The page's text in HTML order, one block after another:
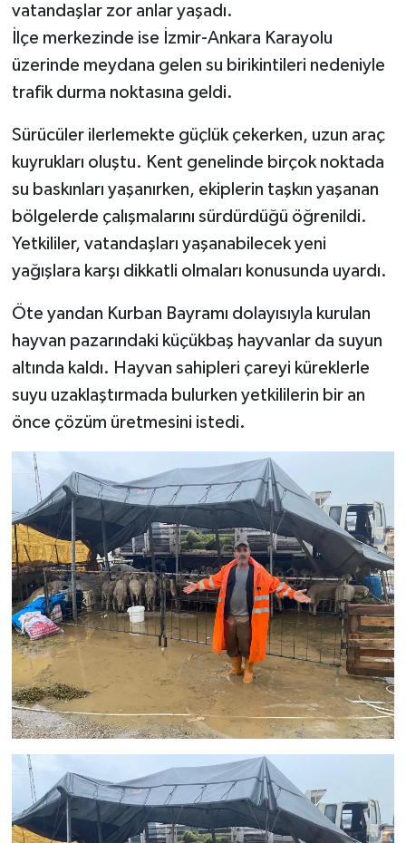
vatandaşlar zor anlar yaşadı.
İlçe merkezinde ise İzmir-Ankara Karayolu
üzerinde meydana gelen su birikintileri nedeniyle
trafik durma noktasına geldi.
Sürücüler ilerlemekte güçlük çekerken, uzun araç
kuyrukları oluştu. Kent genelinde birçok noktada
su baskınları yaşanırken, ekiplerin taşkın yaşanan
bölgelerde çalışmalarını sürdürdüğü öğrenildi.
Yetkililer, vatandaşları yaşanabilecek yeni
yağışlara karşı dikkatli olmaları konusunda uyardı.
Öte yandan Kurban Bayramı dolayısıyla kurulan
hayvan pazarındaki küçükbaş hayvanlar da suyun
altında kaldı. Hayvan sahipleri çareyi küreklerle
suyu uzaklaştırmada bulurken yetkililerin bir an
önce çözüm üretmesini istedi.